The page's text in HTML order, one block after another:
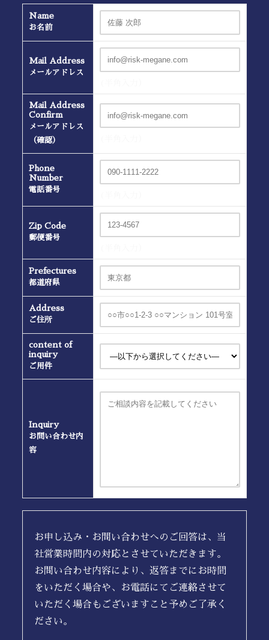
Name
お名前
Mail Address
メールアドレス
Mail Address
Confirm
メールアドレス
（確認）
Phone
Number
電話番号
Zip Code
郵便番号
Prefectures
都道府県
Address
ご住所
content of
inquiry
ご用件
Inquiry
お問い合わせ内
容
お申し込み・お問い合わせへのご回答は、当
社営業時間内の対応とさせていただきます。
お問い合わせ内容により、返答までにお時間
をいただく場合や、お電話にてご連絡させて
いただく場合もございますこと予めご了承く
ださい。